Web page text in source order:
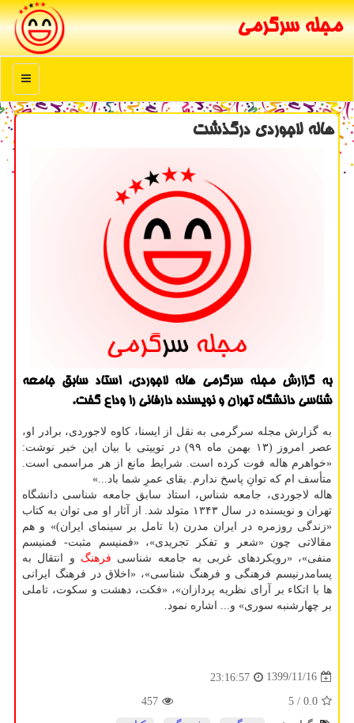
مجله سرگرمی
منو
هاله لاجوردی درگذشت
به گزارش مجله سرگرمی هاله لاجوردی، استاد سابق جامعه
شناسی دانشگاه تهران و نویسنده دارفانی را وداع گفت.
به گزارش مجله سرگرمی به نقل از ایسنا، کاوه لاجوردی، برادر او،
عصر امروز (۱۳ بهمن ماه ۹۹) در توییتی با بیان این خبر نوشت:
«خواهرم هاله فوت کرده است. شرایط مانع از هر مراسمی است.
متأسف ام که توانِ پاسخ ندارم. بقای عمرِ شما باد...»
هاله لاجوردی، جامعه شناس، استاد سابق جامعه شناسی دانشگاه
تهران و نویسنده در سال ۱۳۴۳ متولد شد. از آثار او می توان به کتاب
«زندگی روزمره در ایران مدرن (با تامل بر سینمای ایران)» و هم
مقالاتی چون «شعر و تفکر تجریدی»، «فمنیسم مثبت- فمنیسم
منفی»، «رویکردهای غربی به جامعه شناسی فرهنگ و انتقال به
پسامدرنیسم فرهنگی و فرهنگ شناسی»، «اخلاق در فرهنگ ایرانی
ها با اتکاء بر آرای نظریه پردازان»، «فکت، دهشت و سکوت، تاملی
بر چهارشنبه سوری» و... اشاره نمود.
1399/11/16
23:16:57
0.0
/ 5
457